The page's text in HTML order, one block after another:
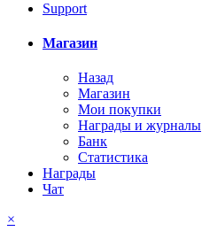
Support
Магазин
Назад
Магазин
Мои покупки
Награды и журналы
Банк
Статистика
Награды
Чат
×